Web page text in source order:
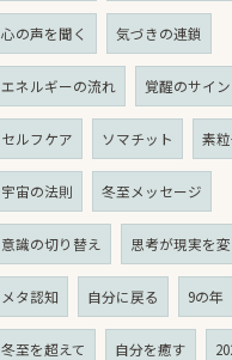
心の声を聞く 気づきの連鎖
エネルギーの流れ 覚醒のサイン
セルフケア ソマチット 素
宇宙の法則 冬至メッセージ
意識の切り替え 思考が現実を
メタ認知 自分に戻る 9の年
冬至を超えて 自分を癒す